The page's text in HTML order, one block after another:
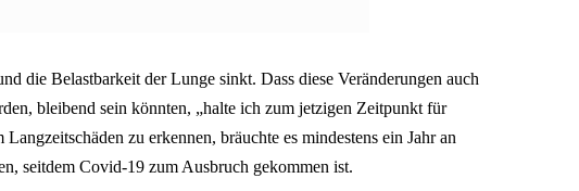
die Belastbarkeit der Lunge sinkt. Dass diese Veränderungen auch
bleibend sein könnten, „halte ich zum jetzigen Zeitpunkt für
zu erkennen, bräuchte es mindestens ein Jahr an
seitdem Covid-19 zum Ausbruch gekommen ist.